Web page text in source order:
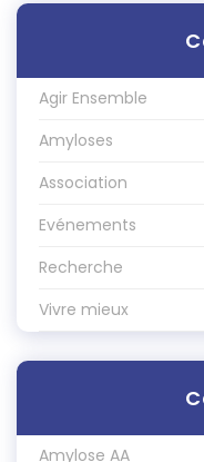
Agir Ensemble
Amyloses
Association
Evénements
Recherche
Vivre mieux
Amylose AA